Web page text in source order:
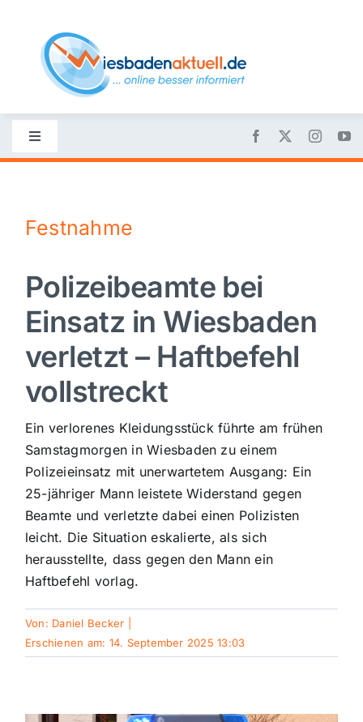
content
Toggle
Navigation
Nachrichten
Politik
Wirtschaft
Sport
Kultur
Panorama
Mein Stadtteil
Galerie
Verkehrsmeldungen
Polizeimeldungen
Festnahme
Polizeibeamte bei
Einsatz in Wiesbaden
verletzt – Haftbefehl
vollstreckt
Ein verlorenes Kleidungsstück führte am frühen
Samstagmorgen in Wiesbaden zu einem
Polizeieinsatz mit unerwartetem Ausgang: Ein
25-jähriger Mann leistete Widerstand gegen
Beamte und verletzte dabei einen Polizisten
leicht. Die Situation eskalierte, als sich
herausstellte, dass gegen den Mann ein
Haftbefehl vorlag.
Von: Daniel Becker
Erschienen am: 14. September 2025 13:03